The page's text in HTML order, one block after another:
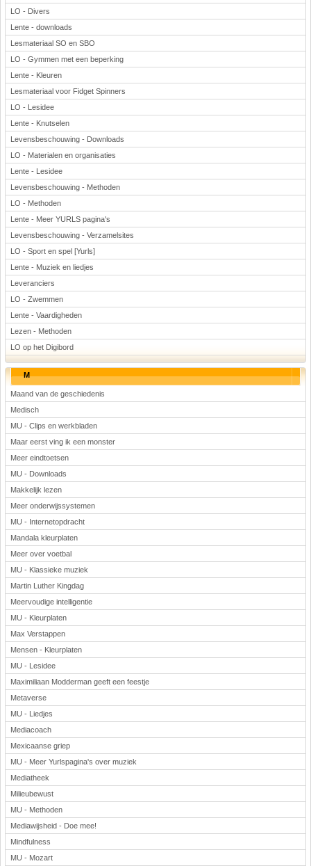
LO - Divers
Lente - downloads
Lesmateriaal SO en SBO
LO - Gymmen met een beperking
Lente - Kleuren
Lesmateriaal voor Fidget Spinners
LO - Lesidee
Lente - Knutselen
Levensbeschouwing - Downloads
LO - Materialen en organisaties
Lente - Lesidee
Levensbeschouwing - Methoden
LO - Methoden
Lente - Meer YURLS pagina's
Levensbeschouwing - Verzamelsites
LO - Sport en spel [Yurls]
Lente - Muziek en liedjes
Leveranciers
LO - Zwemmen
Lente - Vaardigheden
Lezen - Methoden
LO op het Digibord
M
Maand van de geschiedenis
Medisch
MU - Clips en werkbladen
Maar eerst ving ik een monster
Meer eindtoetsen
MU - Downloads
Makkelijk lezen
Meer onderwijssystemen
MU - Internetopdracht
Mandala kleurplaten
Meer over voetbal
MU - Klassieke muziek
Martin Luther Kingdag
Meervoudige intelligentie
MU - Kleurplaten
Max Verstappen
Mensen - Kleurplaten
MU - Lesidee
Maximiliaan Modderman geeft een feestje
Metaverse
MU - Liedjes
Mediacoach
Mexicaanse griep
MU - Meer Yurlspagina's over muziek
Mediatheek
Milieubewust
MU - Methoden
Mediawijsheid - Doe mee!
Mindfulness
MU - Mozart